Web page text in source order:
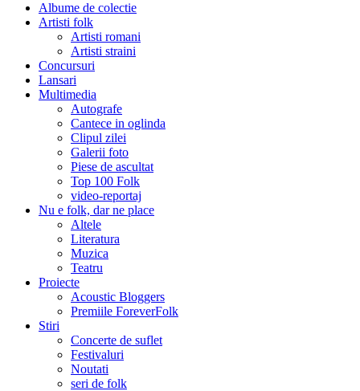
Albume de colectie
Artisti folk
Artisti romani
Artisti straini
Concursuri
Lansari
Multimedia
Autografe
Cantece in oglinda
Clipul zilei
Galerii foto
Piese de ascultat
Top 100 Folk
video-reportaj
Nu e folk, dar ne place
Altele
Literatura
Muzica
Teatru
Proiecte
Acoustic Bloggers
Premiile ForeverFolk
Stiri
Concerte de suflet
Festivaluri
Noutati
seri de folk